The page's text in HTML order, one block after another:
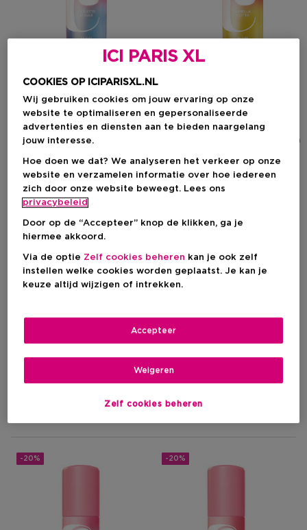
CACHAREL
Yummy Flowers Violette Sugar
Kortingsprijs
€ 23,20
Productprijs
€ 29,00
CACHAREL
Yummy Flowers Vanila Cotta
Productprijs
€ 29,00
CACHAREL
Damesgeuren
-20% -20%
ICI PARIS XL
COOKIES OP ICIPARISXL.NL
Wij gebruiken cookies om jouw ervaring op onze
website te optimaliseren en gepersonaliseerde
advertenties en diensten aan te bieden naargelang
jouw interesse.
Hoe doen we dat? We analyseren het verkeer op onze
website en verzamelen informatie over hoe iedereen
zich door onze website beweegt. Lees ons
privacybeleid
Door op de “Accepteer” knop de klikken, ga je
hiermee akkoord.
Via de optie Zelf cookies beheren kan je ook zelf
instellen welke cookies worden geplaatst. Je kan je
keuze altijd wijzigen of intrekken.
Zelf cookies beheren
Weigeren
Accepteer